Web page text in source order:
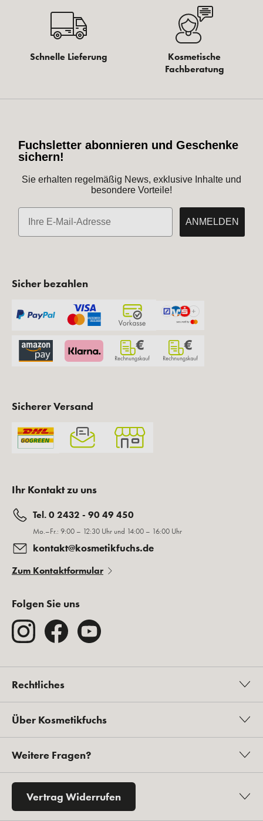
Schnelle Lieferung
Kosmetische
Fachberatung
Fuchsletter abonnieren und Geschenke
sichern!
Sie erhalten regelmäßig News, exklusive Inhalte und
besondere Vorteile!
E-Mail
ANMELDEN
Sicher bezahlen
Sicherer Versand
Ihr Kontakt zu uns
Tel. 0 2432 - 90 49 450
Mo.–Fr.: 9:00 – 12:30 Uhr und 14:00 – 16:00 Uhr
kontakt@kosmetikfuchs.de
Zum Kontaktformular
Folgen Sie uns
Rechtliches
Über Kosmetikfuchs
Weitere Fragen?
Vertrag Widerrufen